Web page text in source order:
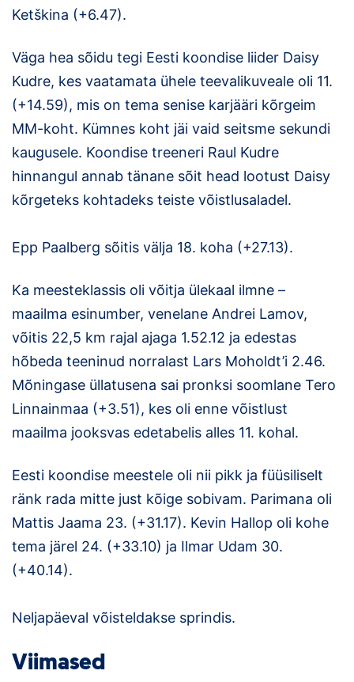
Ketškina (+6.47).
Väga hea sõidu tegi Eesti koondise liider Daisy
Kudre, kes vaatamata ühele teevalikuveale oli 11.
(+14.59), mis on tema senise karjääri kõrgeim
MM-koht. Kümnes koht jäi vaid seitsme sekundi
kaugusele. Koondise treeneri Raul Kudre
hinnangul annab tänane sõit head lootust Daisy
kõrgeteks kohtadeks teiste võistlusaladel.
Epp Paalberg sõitis välja 18. koha (+27.13).
Ka meesteklassis oli võitja ülekaal ilmne –
maailma esinumber, venelane Andrei Lamov,
võitis 22,5 km rajal ajaga 1.52.12 ja edestas
hõbeda teeninud norralast Lars Moholdt’i 2.46.
Mõningase üllatusena sai pronksi soomlane Tero
Linnainmaa (+3.51), kes oli enne võistlust
maailma jooksvas edetabelis alles 11. kohal.
Eesti koondise meestele oli nii pikk ja füüsiliselt
ränk rada mitte just kõige sobivam. Parimana oli
Mattis Jaama 23. (+31.17). Kevin Hallop oli kohe
tema järel 24. (+33.10) ja Ilmar Udam 30.
(+40.14).
Neljapäeval võisteldakse sprindis.
Viimased